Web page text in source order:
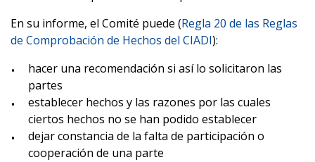
En su informe, el Comité puede (Regla 20 de las Reglas
de Comprobación de Hechos del CIADI):
hacer una recomendación si así lo solicitaron las
partes
establecer hechos y las razones por las cuales
ciertos hechos no se han podido establecer
dejar constancia de la falta de participación o
cooperación de una parte